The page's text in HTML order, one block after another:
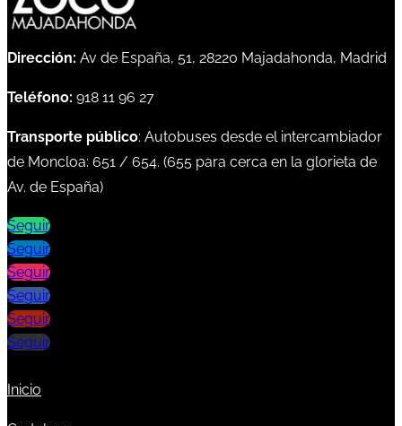
Dirección: Av de España, 51, 28220 Majadahonda, Madrid
Teléfono: 918 11 96 27
Transporte público: Autobuses desde el intercambiador
de Moncloa: 651 / 654. (655 para cerca en la glorieta de
Av. de España)
Seguir
Seguir
Seguir
Seguir
Seguir
Seguir
Inicio